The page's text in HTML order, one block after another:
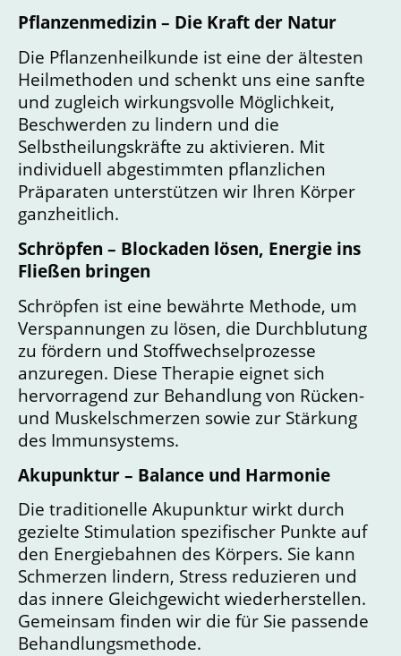
Pflanzenmedizin – Die Kraft der Natur
Die Pflanzenheilkunde ist eine der ältesten
Heilmethoden und schenkt uns eine sanfte
und zugleich wirkungsvolle Möglichkeit,
Beschwerden zu lindern und die
Selbstheilungskräfte zu aktivieren. Mit
individuell abgestimmten pflanzlichen
Präparaten unterstützen wir Ihren Körper
ganzheitlich.
Schröpfen – Blockaden lösen, Energie ins
Fließen bringen
Schröpfen ist eine bewährte Methode, um
Verspannungen zu lösen, die Durchblutung
zu fördern und Stoffwechselprozesse
anzuregen. Diese Therapie eignet sich
hervorragend zur Behandlung von Rücken-
und Muskelschmerzen sowie zur Stärkung
des Immunsystems.
Akupunktur – Balance und Harmonie
Die traditionelle Akupunktur wirkt durch
gezielte Stimulation spezifischer Punkte auf
den Energiebahnen des Körpers. Sie kann
Schmerzen lindern, Stress reduzieren und
das innere Gleichgewicht wiederherstellen.
Gemeinsam finden wir die für Sie passende
Behandlungsmethode.